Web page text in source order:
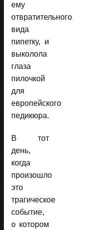
ему
отвратительного
вида
пипетку, и
выколола
глаза
пилочкой
для
европейского
педикюра.
В тот
день,
когда
произошло
это
трагическое
событие,
о котором